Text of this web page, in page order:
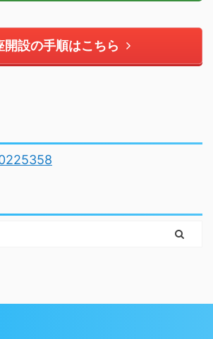
開設の手順はこちら